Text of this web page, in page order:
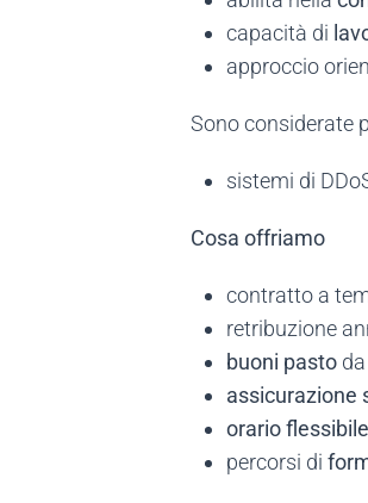
capacità di
approccio
Sono considerate
sistemi di
Cosa offriamo
contratto a
retribuzione
buoni pasto
assicurazione
orario flessibile
percorsi di